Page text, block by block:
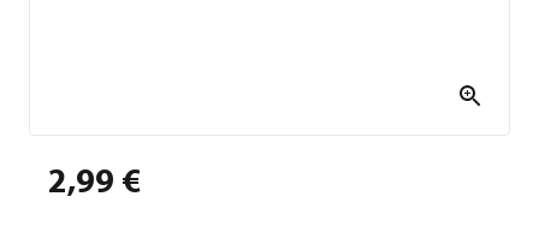
2,99 €